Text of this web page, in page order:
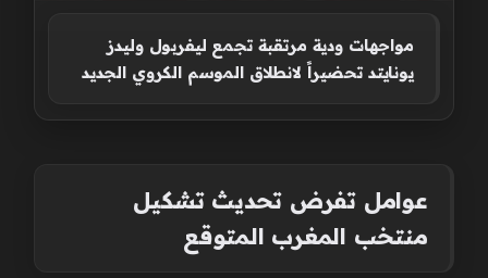
مواجهات ودية مرتقبة تجمع ليفربول وليدز
يونايتد تحضيراً لانطلاق الموسم الكروي الجديد
عوامل تفرض تحديث تشكيل
منتخب المغرب المتوقع